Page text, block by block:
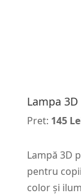
Lampa
Pret: 145
Lampă 3D
pentru
color și